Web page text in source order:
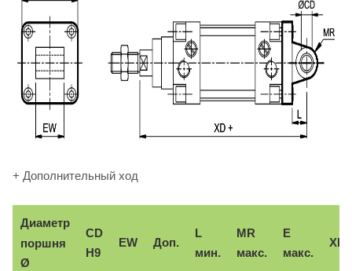
+ Дополнительный ход
Диаметр
поршня
Ø
CD
H9
EW Доп.
L
мин.
MR
макс.
E
макс.
XD